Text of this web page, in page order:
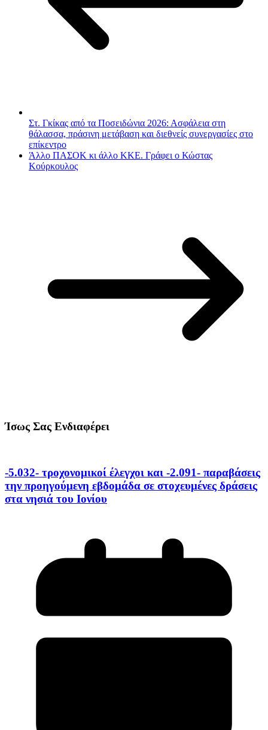
Στ. Γκίκας από τα Ποσειδώνια 2026: Ασφάλεια στη
θάλασσα, πράσινη μετάβαση και διεθνείς συνεργασίες στο
επίκεντρο
Άλλο ΠΑΣΟΚ κι άλλο ΚΚΕ. Γράφει ο Κώστας
Κούρκουλος
Ίσως Σας Ενδιαφέρει
-5.032- τροχονομικοί έλεγχοι και -2.091- παραβάσεις
την προηγούμενη εβδομάδα σε στοχευμένες δράσεις
στα νησιά του Ιονίου